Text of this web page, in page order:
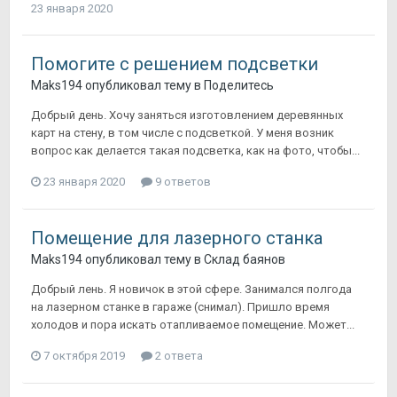
23 января 2020
Помогите с решением подсветки
Maks194опубликовал тему в Поделитесь
Добрый день. Хочу заняться изготовлением деревянных
карт на стену, в том числе с подсветкой. У меня возник
вопрос как делается такая подсветка, как на фото, чтобы...
23 января 2020 9 ответов
Помещение для лазерного станка
Maks194опубликовал тему в Склад баянов
Добрый лень. Я новичок в этой сфере. Занимался полгода
на лазерном станке в гараже (снимал). Пришло время
холодов и пора искать отапливаемое помещение. Может...
7 октября 2019 2 ответа